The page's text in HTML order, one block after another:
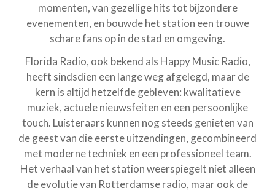
momenten, van gezellige hits tot bijzondere
evenementen, en bouwde het station een trouwe
schare fans op in de stad en omgeving.
Florida Radio, ook bekend als Happy Music Radio,
heeft sindsdien een lange weg afgelegd, maar de
kern is altijd hetzelfde gebleven: kwalitatieve
muziek, actuele nieuwsfeiten en een persoonlijke
touch. Luisteraars kunnen nog steeds genieten van
de geest van die eerste uitzendingen, gecombineerd
met moderne techniek en een professioneel team.
Het verhaal van het station weerspiegelt niet alleen
de evolutie van Rotterdamse radio, maar ook de